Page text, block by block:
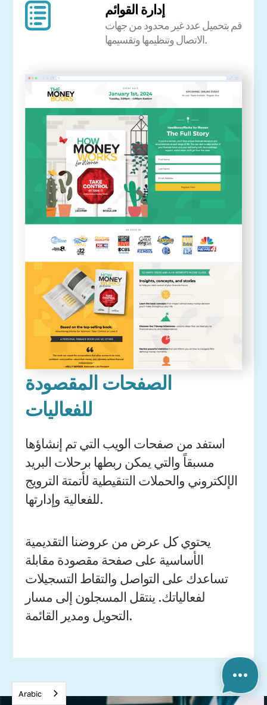
إدارة القوائم
قم بتحميل عدد غير محدود من جهات
الاتصال وتنظيمها وتقسيمها.
الصفحات المقصودة
للفعاليات
استفد من صفحات الويب التي تم إنشاؤها
مسبقاً والتي يمكن ربطها برحلات البريد
الإلكتروني والحملات التنقيطية لأتمتة الترويج
للفعالية وإدارتها.
يحتوي كل عرض من عروضنا التقديمية
الأساسية على صفحة مقصودة مقابلة
تساعدك على التواصل والتقاط التسجيلات
لفعالياتك. ينتقل المسجلون إلى مسار
التحويل ومدير القائمة.
Arabic